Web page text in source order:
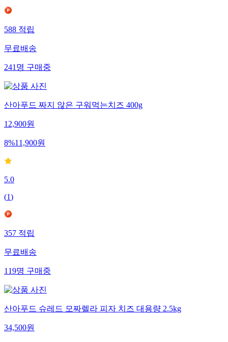
588적립
무료배송
241명구매중
산아푸드 짜지 않은 구워먹는치즈 400g
12,900원
8%11,900원
5.0
(1)
357적립
무료배송
119명구매중
산아푸드 슈레드 모짜렐라 피자 치즈 대용량 2.5kg
34,500원